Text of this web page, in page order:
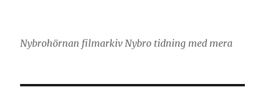
Nybrohörnan filmarkiv Nybro tidning med mera